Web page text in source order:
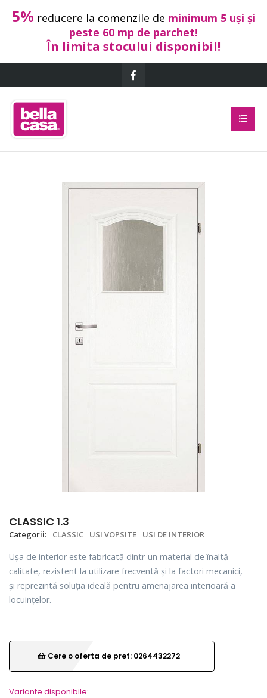
5% reducere la comenzile de minimum 5 uși și
peste 60 mp de parchet!
În limita stocului disponibil!
CLASSIC 1.3
Categorii: CLASSIC USI VOPSITE USI DE INTERIOR
Ușa de interior este fabricată dintr-un material de înaltă
calitate, rezistent la utilizare frecventă și la factori mecanici,
și reprezintă soluția ideală pentru amenajarea interioară a
locuințelor.
Cere o oferta de pret: 0264432272
Variante disponibile: